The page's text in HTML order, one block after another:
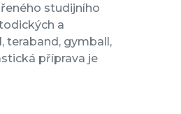
studijního
a
teraband, gymball,
příprava je